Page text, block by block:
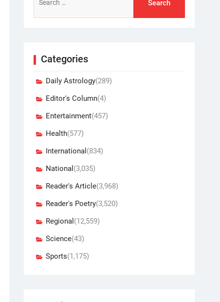
for:
Categories
Daily Astrology(289)
Editor's Column(4)
Entertainment(457)
Health(577)
International (834)
National (3,035)
Reader's Article(3,968)
Reader's Poetry(3,520)
Regional (12,559)
Science(43)
Sports(1,175)